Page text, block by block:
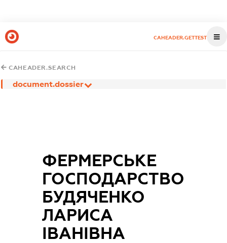
CAHEADER.GETTEST
CAHEADER.SEARCH
document.dossier
ФЕРМЕРСЬКЕ
ГОСПОДАРСТВО
БУДЯЧЕНКО
ЛАРИСА
ІВАНІВНА